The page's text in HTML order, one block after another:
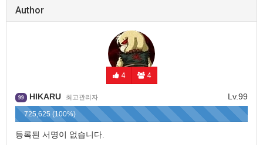
Author
4 4
Lv.99
99 HIKARU 최고관리자
725,625 (100%)
등록된 서명이 없습니다.